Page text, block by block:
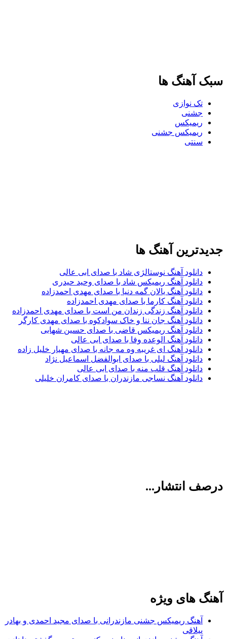
سبک آهنگ ها
تک نوازی
جشنی
ریمیکس
ریمیکس جشنی
سنتی
جدیدترین آهنگ ها
دانلود آهنگ نوستالژی شاد با صدای ابی عالی
دانلود آهنگ ریمیکس شاد با صدای وحید حیدری
دانلود آهنگ یالان گمه دنیا با صدای مهدی احمدزاده
دانلود آهنگ کارما با صدای مهدی احمدزاده
دانلود آهنگ زندگی زندان من است با صدای مهدی احمدزاده
دانلود آهنگ جان ننا و خاک سوادکوه با صدای مهدی کارگر
دانلود آهنگ ریمیکس قاضی با صدای حسین شهابی
دانلود آهنگ الوعده وفا با صدای ابی عالی
دانلود آهنگ ای غریبه وه مه جانه با صدای مهیار خلیل زاده
دانلود آهنگ لیلی با صدای ابوالفضل اسماعیل نژاد
دانلود آهنگ قلب منه با صدای ابی عالی
دانلود آهنگ نساجی مازندران با صدای کامران خلیلی
درصف انتشار...
آهنگ های ویژه
آهنگ ریمیکس جشنی مازندرانی با صدای مجید احمدی و بهادر
ییلاقی